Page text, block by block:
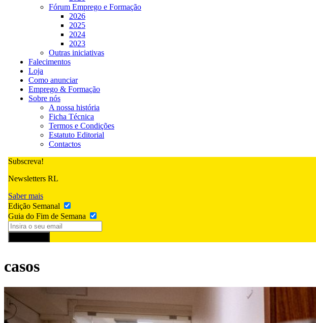
Fórum Emprego e Formação
2026
2025
2024
2023
Outras iniciativas
Falecimentos
Loja
Como anunciar
Emprego & Formação
Sobre nós
A nossa história
Ficha Técnica
Termos e Condições
Estatuto Editorial
Contactos
Subscreva!
Newsletters RL
Saber mais
Edição Semanal
Guia do Fim de Semana
casos